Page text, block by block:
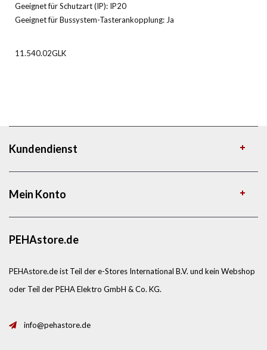
Geeignet für Schutzart (IP): IP20
Geeignet für Bussystem-Tasterankopplung: Ja
11.540.02GLK
Kundendienst
Mein Konto
PEHAstore.de
PEHAstore.de ist Teil der e-Stores International B.V. und kein Webshop
oder Teil der PEHA Elektro GmbH & Co. KG.
info@pehastore.de